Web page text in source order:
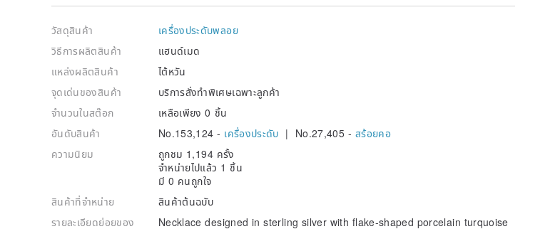
วัสดุสินค้า
เครื่องประดับพลอย
วิธีการผลิตสินค้า
แฮนด์เมด
แหล่งผลิตสินค้า
ไต้หวัน
จุดเด่นของสินค้า
บริการสั่งทำพิเศษเฉพาะลูกค้า
จำนวนในสต๊อก
เหลือเพียง 0 ชิ้น
อันดับสินค้า
No.153,124 - เครื่องประดับ | No.27,405 - สร้อยคอ
ความนิยม
ถูกชม 1,194 ครั้ง
จำหน่ายไปแล้ว 1 ชิ้น
มี 0 คนถูกใจ
สินค้าที่จำหน่าย
สินค้าต้นฉบับ
รายละเอียดย่อยของ
Necklace designed in sterling silver with flake-shaped porcelain turquoise